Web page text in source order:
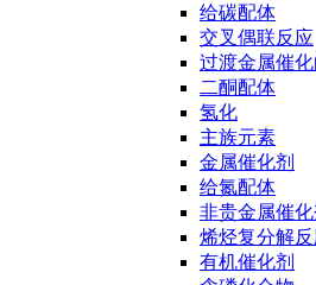
给碳配体
交叉偶联反应
过渡金属催
二酮配体
氢化
主族元素
金属催化剂
给氮配体
非贵金属催化
烯烃复分解反
有机催化剂